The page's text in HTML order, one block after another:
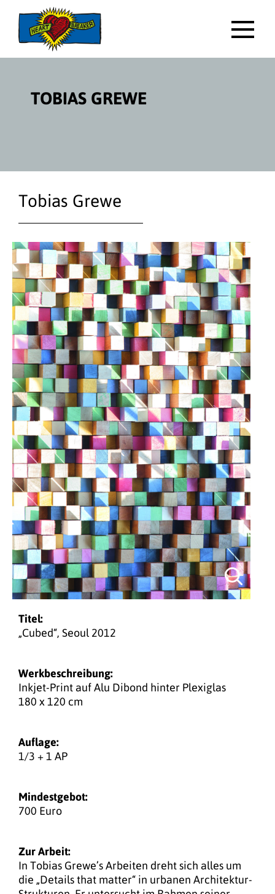
Direktlink
zum
Inhalt
TOBIAS GREWE
Tobias Grewe
Titel:
„Cubed“, Seoul 2012
Werkbeschreibung:
Inkjet-Print auf Alu Dibond hinter Plexiglas
180 x 120 cm
Auflage:
1/3 + 1 AP
Mindestgebot:
700 Euro
Zur Arbeit:
In Tobias Grewe’s Arbeiten dreht sich alles um
die „Details that matter“ in urbanen Architektur-